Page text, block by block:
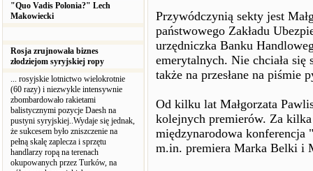
"Quo Vadis Polonia?" Lech
Makowiecki
Rosja zrujnowała biznes
złodziejom syryjskiej ropy
... rosyjskie lotnictwo wielokrotnie
(60 razy) i niezwykle intensywnie
zbombardowało rakietami
balistycznymi pozycje Daesh na
pustyni syryjskiej..Wydaje się jednak,
że sukcesem było zniszczenie na
pełną skalę zaplecza i sprzętu
handlarzy ropą na terenach
okupowanych przez Turków, na
Przywódczynią sekty jest
państwowego Zakładu
urzędniczka Banku
emerytalnych. Nie chciała się
także na przesłane na piśmie
Od kilku lat Małgorzata
kolejnych premierów. Za
międzynarodowa
m.in. premiera Marka Belki i